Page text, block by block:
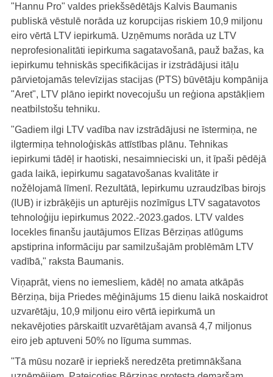
"Hannu Pro" valdes priekšsēdētājs Kalvis Baumanis
publiskā vēstulē norāda uz korupcijas riskiem 10,9 miljonu
eiro vērtā LTV iepirkumā. Uzņēmums norāda uz LTV
neprofesionalitāti iepirkuma sagatavošanā, pauž bažas, ka
iepirkumu tehniskās specifikācijas ir izstrādājusi itāļu
pārvietojamās televīzijas stacijas (PTS) būvētāju kompānija
"Aret", LTV plāno iepirkt novecojušu un reģiona apstākļiem
neatbilstošu tehniku.
"Gadiem ilgi LTV vadība nav izstrādājusi ne īstermiņa, ne
ilgtermiņa tehnoloģiskās attīstības plānu. Tehnikas
iepirkumi tādēļ ir haotiski, nesaimnieciski un, it īpaši pēdējā
gada laikā, iepirkumu sagatavošanas kvalitāte ir
nožēlojamā līmenī. Rezultātā, Iepirkumu uzraudzības birojs
(IUB) ir izbrāķējis un apturējis nozīmīgus LTV sagatavotos
tehnoloģiju iepirkumus 2022.-2023.gados. LTV valdes
locekles finanšu jautājumos Elīzas Bērziņas atlūgums
apstiprina informāciju par samilzušajām problēmām LTV
vadībā," raksta Baumanis.
Viņaprāt, viens no iemesliem, kādēļ no amata atkāpās
Bērziņa, bija Priedes mēģinājums 15 dienu laikā noskaidrot
uzvarētāju, 10,9 miljonu eiro vērtā iepirkumā un
nekavējoties pārskaitīt uzvarētājam avansā 4,7 miljonus
eiro jeb aptuveni 50% no līguma summas.
"Tā mūsu nozarē ir iepriekš neredzēta pretimnākšana